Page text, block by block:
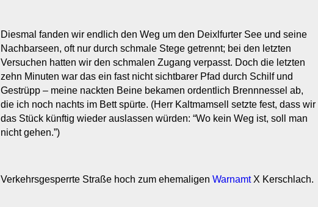
Diesmal fanden wir endlich den Weg um den Deixlfurter See und seine
Nachbarseen, oft nur durch schmale Stege getrennt; bei den letzten
Versuchen hatten wir den schmalen Zugang verpasst. Doch die letzten
zehn Minuten war das ein fast nicht sichtbarer Pfad durch Schilf und
Gestrüpp – meine nackten Beine bekamen ordentlich Brennnessel ab,
die ich noch nachts im Bett spürte. (Herr Kaltmamsell setzte fest, dass wir
das Stück künftig wieder auslassen würden: “Wo kein Weg ist, soll man
nicht gehen.”)
Verkehrsgesperrte Straße hoch zum ehemaligen WarnamtX Kerschlach.